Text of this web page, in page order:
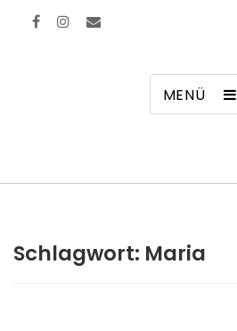
MENÜ
Schlagwort: Maria